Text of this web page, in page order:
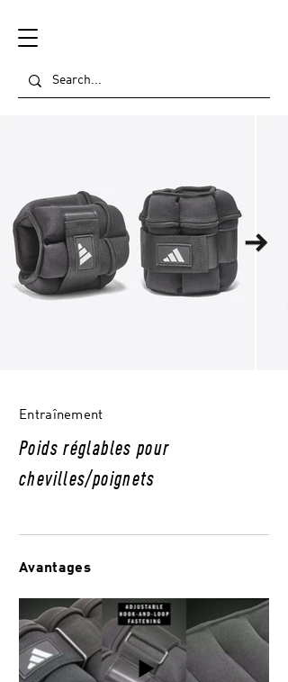
Entraînement
Poids réglables pour
chevilles/poignets
Avantages